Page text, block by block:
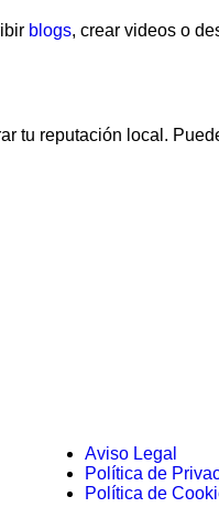
blogs, crear videos o
tu reputación local.
Aviso Legal
Política de
Política de